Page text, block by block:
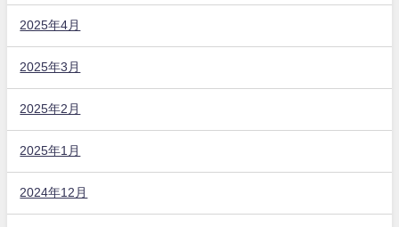
2025年4月
2025年3月
2025年2月
2025年1月
2024年12月